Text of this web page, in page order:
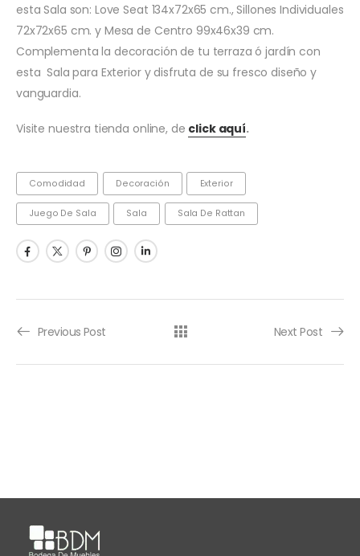
esta Sala son: Love Seat 134x72x65 cm., Sillones Individuales
72x72x65 cm. y Mesa de Centro 99x46x39 cm.
Complementa la decoración de tu terraza ó jardín con
esta Sala para Exterior y disfruta de su fresco diseño y
vanguardia.
Visite nuestra tienda online, de click aquí.
Comodidad Decoración Exterior
Juego De Sala Sala Sala De Rattan
Previous Post Next Post